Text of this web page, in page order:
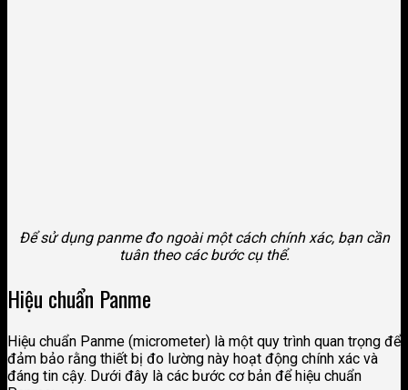
Để sử dụng panme đo ngoài một cách chính xác, bạn cần
tuân theo các bước cụ thể.
Hiệu chuẩn Panme
Hiệu chuẩn Panme (micrometer) là một quy trình quan trọng để
đảm bảo rằng thiết bị đo lường này hoạt động chính xác và
đáng tin cậy. Dưới đây là các bước cơ bản để hiệu chuẩn